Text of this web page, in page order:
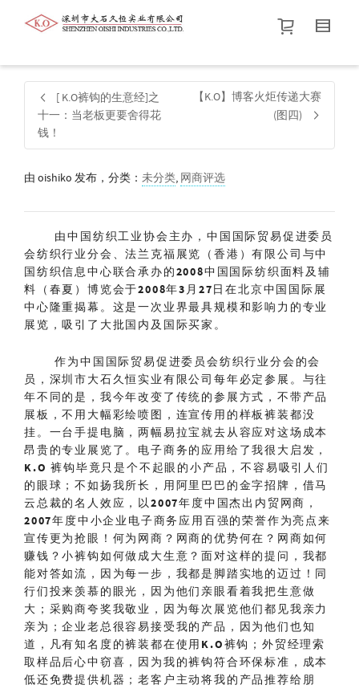
帮我查找新的衬衫尺码
价格介于
默认品牌.
[ K.O裤钩的生意经]之
十一：当老板更要舍得花
钱！
【K.O】博客火炬传递大赛
(图四)
由 oishiko 发布，分类： 未分类, 网商评选
由中国纺织工业协会主办，中国国际贸易促进委员
会纺织行业分会、法兰克福展览（香港）有限公司与中
国纺织信息中心联合承办的2008中国国际纺织面料及辅
料（春夏）博览会于2008年3月27日在北京中国国际展
中心隆重揭幕。这是一次业界最具规模和影响力的专业
展览，吸引了大批国内及国际买家。
作为中国国际贸易促进委员会纺织行业分会的会
员，深圳市大石久恒实业有限公司每年必定参展。与往
年不同的是，我今年改变了传统的参展方式，不带产品
展板，不用大幅彩绘喷图，连宣传用的样板裤装都没
挂。一台手提电脑，两幅易拉宝就去从容应对这场成本
昂贵的专业展览了。电子商务的应用给了我很大启发，
K.O 裤钩毕竟只是个不起眼的小产品，不容易吸引人们
的眼球；不如扬我所长，用阿里巴巴的金字招牌，借马
云总裁的名人效应，以2007年度中国杰出内贸网商，
2007年度中小企业电子商务应用百强的荣誉作为亮点来
宣传更为抢眼！何为网商？网商的优势何在？网商如何
赚钱？小裤钩如何做成大生意？面对这样的提问，我都
能对答如流，因为每一步，我都是脚踏实地的迈过！同
行们投来羡慕的眼光，因为他们亲眼看着我把生意做
大；采购商夸奖我敬业，因为每次展览他们都见我亲力
亲为；企业老总很容易接受我的产品，因为他们也知
道，凡有知名度的裤装都在使用K.O裤钩；外贸经理索
取样品后心中窃喜，因为我的裤钩符合环保标准，成本
低还免费提供机器；老客户主动将我的产品推荐给朋